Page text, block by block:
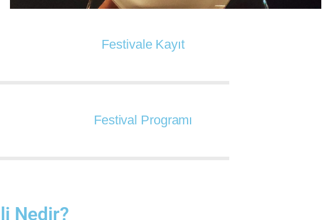
Festivale Kayıt
Festival Programı
Nedir?